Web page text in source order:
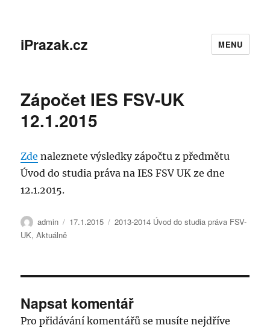
iPrazak.cz MENU
Zápočet IES FSV-UK
12.1.2015
Zde naleznete výsledky zápočtu z předmětu
Úvod do studia práva na IES FSV UK ze dne
12.1.2015.
Autor:
admin Publikováno:
17.1.2015 Rubriky:
2013-2014 Úvod do studia práva FSV-
UK,Aktuálně
Napsat komentář
Pro přidávání komentářů se musíte nejdříve